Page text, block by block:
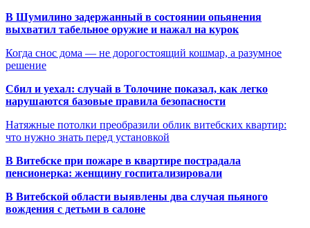
В Шумилино задержанный в состоянии опьянения
выхватил табельное оружие и нажал на курок
Когда снос дома — не дорогостоящий кошмар, а разумное
решение
Сбил и уехал: случай в Толочине показал, как легко
нарушаются базовые правила безопасности
Натяжные потолки преобразили облик витебских квартир:
что нужно знать перед установкой
В Витебске при пожаре в квартире пострадала
пенсионерка: женщину госпитализировали
В Витебской области выявлены два случая пьяного
вождения с детьми в салоне